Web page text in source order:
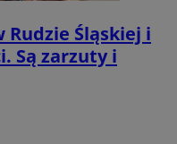
Śląskiej i
Są zarzuty i